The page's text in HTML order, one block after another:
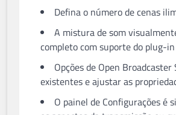
Defina o número de cenas
A mistura de som
completo com suporte do plug-in
Opções de Open
existentes e ajustar as
O painel de Configurações é